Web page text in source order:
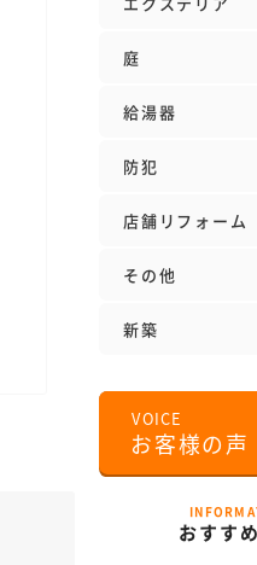
庭
給湯器
防犯
店舗リフォーム
その他
新築
おすす